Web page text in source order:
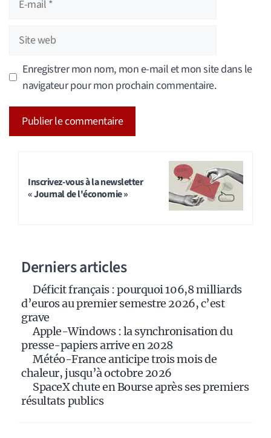
Site
web
Enregistrer mon nom, mon e-mail et mon site dans le
navigateur pour mon prochain commentaire.
Inscrivez-vous à la newsletter
« Journal de l'économie »
Derniers articles
Déficit français : pourquoi 106,8 milliards
d’euros au premier semestre 2026, c’est
grave
Apple-Windows : la synchronisation du
presse-papiers arrive en 2028
Météo-France anticipe trois mois de
chaleur, jusqu’à octobre 2026
SpaceX chute en Bourse après ses premiers
résultats publics